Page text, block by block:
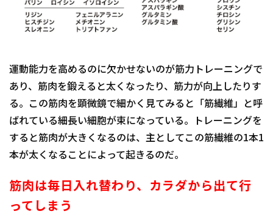
運動能力を高めるのに欠かせないのが筋力トレーニングで
あり、筋肉を鍛えると太くなったり、筋力が向上したりす
る。この筋肉を顕微鏡で細かく見てみると「筋繊維」と呼
ばれている細長い細胞が束になっている。トレーニングを
すると筋肉が大きくなるのは、主としてこの筋繊維の1本1
本が太くなることによって起きるのだ。
筋肉は毎日入れ替わり、カラダから出て行
ってしまう